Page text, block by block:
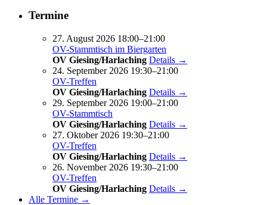
Termine
27. August 2026 18:00–21:00
OV-Stammtisch im Biergarten
OV Giesing/Harlaching Details →
24. September 2026 19:30–21:00
OV-Treffen
OV Giesing/Harlaching Details →
29. September 2026 19:00–21:00
OV-Stammtisch
OV Giesing/Harlaching Details →
27. Oktober 2026 19:30–21:00
OV-Treffen
OV Giesing/Harlaching Details →
26. November 2026 19:30–21:00
OV-Treffen
OV Giesing/Harlaching Details →
Alle Termine →